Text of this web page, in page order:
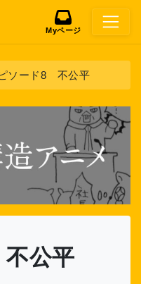
Myページ
ソード8 不公平
公平